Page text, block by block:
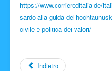
https://www.corriereditalia.de/
sardo-alla-guida-
civile-e-politica-dei-valori/
Indietro